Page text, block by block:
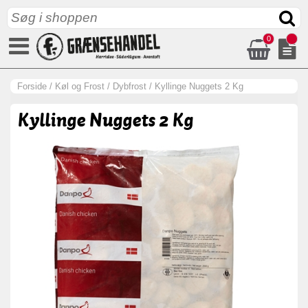
0
Forside / Køl og Frost / Dybfrost / Kyllinge Nuggets 2 Kg
Kyllinge Nuggets 2 Kg